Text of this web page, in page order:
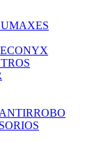
ANTIRROBO